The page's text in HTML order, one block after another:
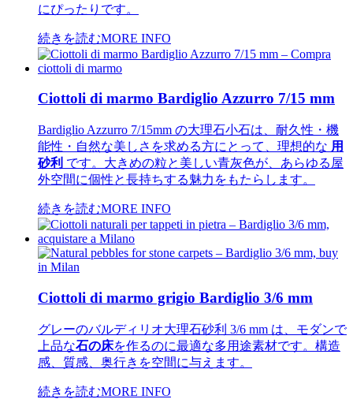
にぴったりです。
続きを読むMORE INFO
Ciottoli di marmo Bardiglio Azzurro 7/15 mm
Bardiglio Azzurro 7/15mm の大理石小石は、耐久性・機
能性・自然な美しさを求める方にとって、理想的な 用
砂利 です。大きめの粒と美しい青灰色が、あらゆる屋
外空間に個性と長持ちする魅力をもたらします。
続きを読むMORE INFO
Ciottoli di marmo grigio Bardiglio 3/6 mm
グレーのバルディリオ大理石砂利 3/6 mm は、モダンで
上品な石の床を作るのに最適な多用途素材です。構造
感、質感、奥行きを空間に与えます。
続きを読むMORE INFO